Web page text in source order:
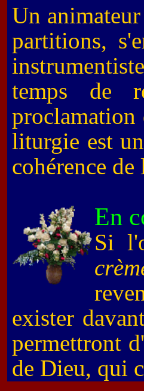
Un
partitions,
temps de
proclamation
liturgie est
cohérence
En
Si
exister
permettront
de Dieu, qui